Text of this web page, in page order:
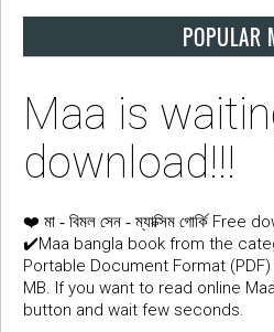
POPULAR
Maa is
download!!!
❤️ মা - বিমল সেন - ম্যাক্সিম গোর্কিFree
✔️Maa bangla book from the
Portable Document Format
MB. If you want to read online
button and wait few seconds.